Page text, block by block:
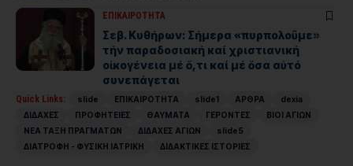
ΕΠΙΚΑΙΡΟΤΗΤΑ
Σεβ. Κυθήρων: Σήμερα «πυρπολοῦμε»
τήν παραδοσιακή καί χριστιανική
οἰκογένεια μέ ὅ,τι καί μέ ὅσα αὐτό
συνεπάγεται
Quick Links: slide ΕΠΙΚΑΙΡΟΤΗΤΑ slide1 ΑΡΘΡΑ
dexia
ΔΙΔΑΧΕΣ
ΠΡΟΦΗΤΕΙΕΣ ΘΑΥΜΑΤΑ ΓΕΡΟΝΤΕΣ
ΒΙΟΙ ΑΓΙΩΝ
ΝΕΑ ΤΑΞΗ ΠΡΑΓΜΑΤΩΝ
ΔΙΔΑΧΕΣ ΑΓΙΩΝ
slide5
ΔΙΑΤΡΟΦΗ - ΦΥΣΙΚΗ ΙΑΤΡΙΚΗ
ΔΙΔΑΚΤΙΚΕΣ ΙΣΤΟΡΙΕΣ